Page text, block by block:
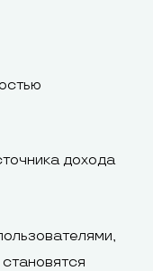
дохода